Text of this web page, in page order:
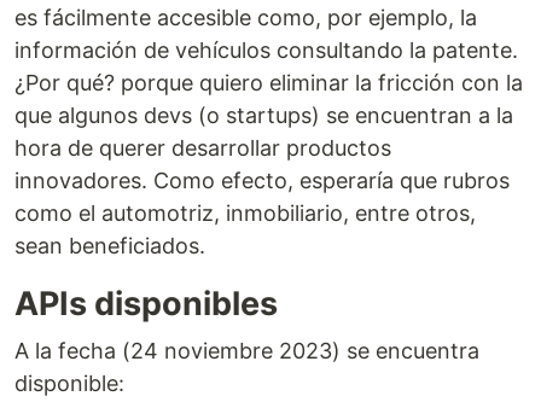
es fácilmente accesible como, por ejemplo, la
información de vehículos consultando la patente.
¿Por qué? porque quiero eliminar la fricción con la
que algunos devs (o startups) se encuentran a la
hora de querer desarrollar productos
innovadores. Como efecto, esperaría que rubros
como el automotriz, inmobiliario, entre otros,
sean beneficiados.
APIs disponibles
A la fecha (24 noviembre 2023) se encuentra
disponible: